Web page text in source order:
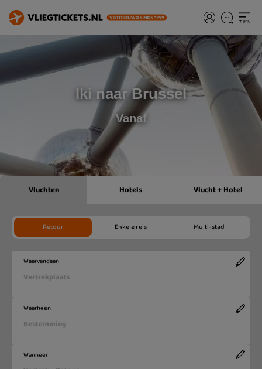
Iki naar Brussel
Vanaf